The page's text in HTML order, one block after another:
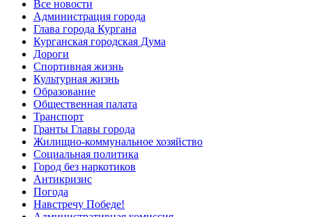
Все новости
Администрация города
Глава города Кургана
Курганская городская Дума
Дороги
Спортивная жизнь
Культурная жизнь
Образование
Общественная палата
Транспорт
Гранты Главы города
Жилищно-коммунальное хозяйство
Социальная политика
Город без наркотиков
Антикризис
Погода
Навстречу Победе!